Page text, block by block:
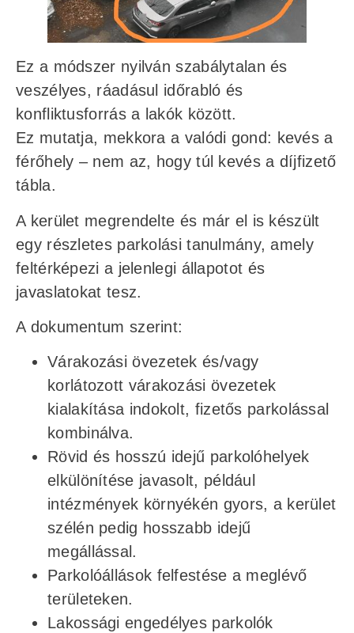
Ez a módszer nyilván szabálytalan és
veszélyes, ráadásul időrabló és
konfliktusforrás a lakók között.
Ez mutatja, mekkora a valódi gond: kevés a
férőhely – nem az, hogy túl kevés a díjfizető
tábla.
A kerület megrendelte és már el is készült
egy részletes parkolási tanulmány, amely
feltérképezi a jelenlegi állapotot és
javaslatokat tesz.
A dokumentum szerint:
Várakozási övezetek és/vagy
korlátozott várakozási övezetek
kialakítása indokolt, fizetős parkolással
kombinálva.
Rövid és hosszú idejű parkolóhelyek
elkülönítése javasolt, például
intézmények környékén gyors, a kerület
szélén pedig hosszabb idejű
megállással.
Parkolóállások felfestése a meglévő
területeken.
Lakossági engedélyes parkolók